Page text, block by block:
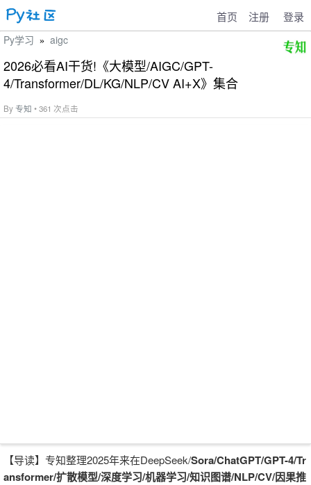
首页 注册 登录
Py学习 » aigc
2026必看AI干货!《大模型/AIGC/GPT-
4/Transformer/DL/KG/NLP/CV AI+X》集合
By专知 • 361 次点击
【导读】专知整理2025年来在DeepSeek/Sora/ChatGPT/GPT-4/Tr
ansformer/扩散模型/深度学习/机器学习/知识图谱/NLP/CV/因果推